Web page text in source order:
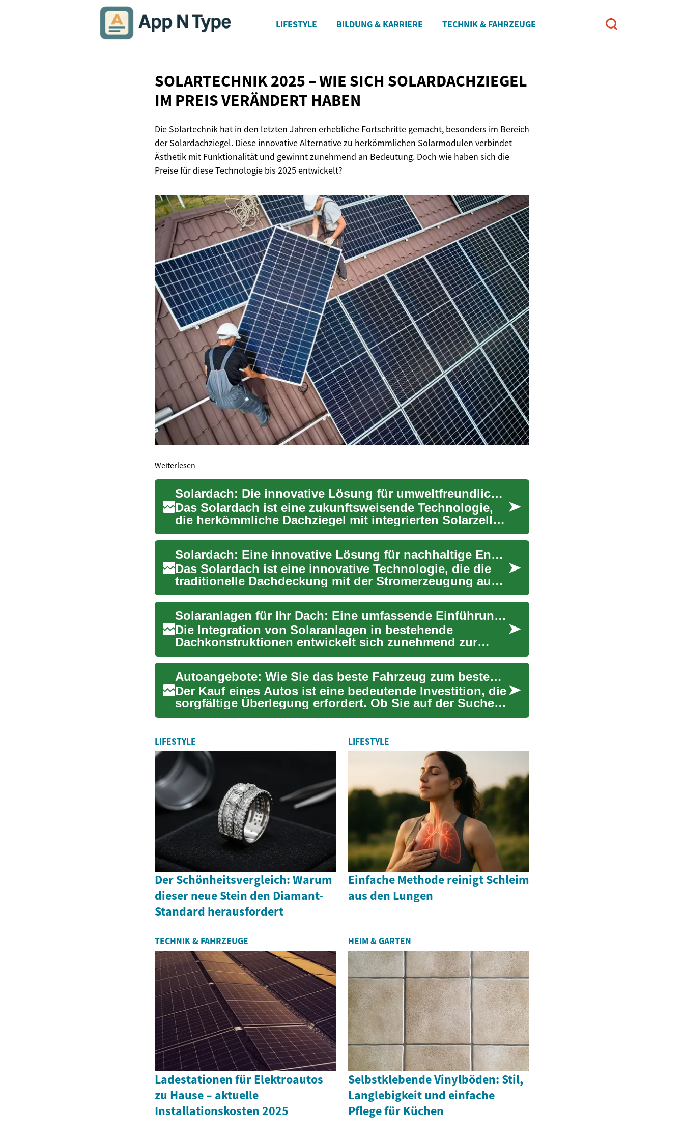
LIFESTYLE BILDUNG & KARRIERE TECHNIK & FAHRZEUGE
SOLARTECHNIK 2025 – WIE SICH SOLARDACHZIEGEL
IM PREISVERÄNDERT HABEN
Die Solartechnik hat in den letzten Jahren erhebliche Fortschritte gemacht, besonders im Bereich
der Solardachziegel. Diese innovative Alternative zu herkömmlichen Solarmodulen verbindet
Ästhetik mit Funktionalität und gewinnt zunehmend an Bedeutung. Doch wie haben sich die
Preise für diese Technologie bis 2025 entwickelt?
Weiterlesen
Solardach: Die innovative Lösung für umweltfreundliche Häuser
Das Solardach ist eine zukunftsweisende Technologie,
die herkömmliche Dachziegel mit integrierten Solarzellen
kombini...
Solardach: Eine innovative Lösung für nachhaltige Energiegewinnung
Das Solardach ist eine innovative Technologie, die die
traditionelle Dachdeckung mit der Stromerzeugung aus
Sonnenene...
Solaranlagen für Ihr Dach: Eine umfassende Einführung in moderne Solartechnik
Die Integration von Solaranlagen in bestehende
Dachkonstruktionen entwickelt sich zunehmend zur
bevorzugten Lösung fü...
Autoangebote: Wie Sie das beste Fahrzeug zum besten Preis finden
Der Kauf eines Autos ist eine bedeutende Investition, die
sorgfältige Überlegung erfordert. Ob Sie auf der Suche
nach...
LIFESTYLE
Der Schönheitsvergleich: Warum
dieser neue Stein den Diamant-
Standard herausfordert
LIFESTYLE
Einfache Methode reinigt Schleim
aus den Lungen
TECHNIK & FAHRZEUGE
Ladestationen für Elektroautos
zu Hause – aktuelle
Installationskosten 2025
HEIM & GARTEN
Selbstklebende Vinylböden: Stil,
Langlebigkeit und einfache
Pflege für Küchen